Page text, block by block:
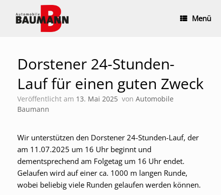
Inhalt
springen
Menü
Dorstener 24-Stunden-
Lauf für einen guten Zweck
Veröffentlicht am 13. Mai 2025 von Automobile
Baumann
Wir unterstützen den Dorstener 24-Stunden-Lauf, der
am 11.07.2025 um 16 Uhr beginnt und
dementsprechend am Folgetag um 16 Uhr endet.
Gelaufen wird auf einer ca. 1000 m langen Runde,
wobei beliebig viele Runden gelaufen werden können.